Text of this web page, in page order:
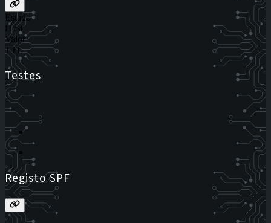
Estado
Host
Valor
TTL
Testes
Registo SPF